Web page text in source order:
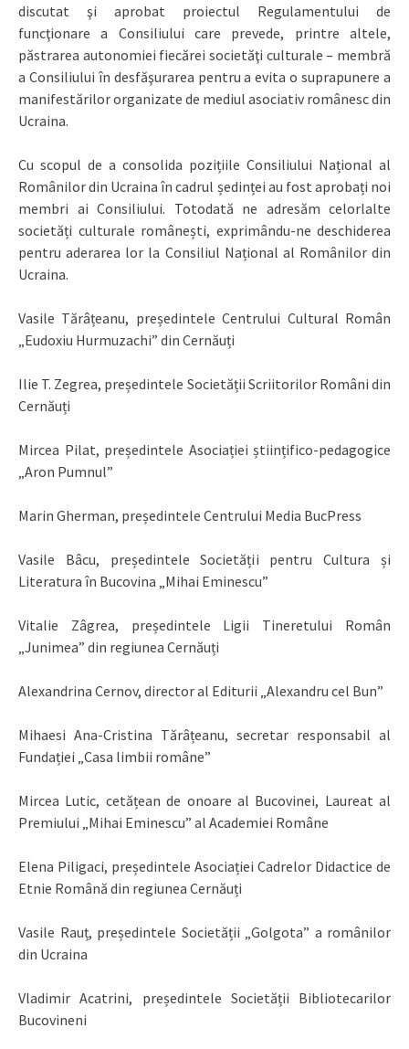
discutat şi aprobat proiectul Regulamentului de
funcţionare a Consiliului care prevede, printre altele,
păstrarea autonomiei fiecărei societăţi culturale – membră
a Consiliului în desfăşurarea pentru a evita o suprapunere a
manifestărilor organizate de mediul asociativ românesc din
Ucraina.
Cu scopul de a consolida pozițiile Consiliului Național al
Românilor din Ucraina în cadrul ședinței au fost aprobați noi
membri ai Consiliului. Totodată ne adresăm celorlalte
societăți culturale românești, exprimându-ne deschiderea
pentru aderarea lor la Consiliul Național al Românilor din
Ucraina.
Vasile Tărâțeanu, președintele Centrului Cultural Român
„Eudoxiu Hurmuzachi” din Cernăuți
Ilie T. Zegrea, președintele Societății Scriitorilor Români din
Cernăuți
Mircea Pilat, președintele Asociației științifico-pedagogice
„Aron Pumnul”
Marin Gherman, președintele Centrului Media BucPress
Vasile Bâcu, președintele Societății pentru Cultura și
Literatura în Bucovina „Mihai Eminescu”
Vitalie Zâgrea, președintele Ligii Tineretului Român
„Junimea” din regiunea Cernăuți
Alexandrina Cernov, director al Editurii „Alexandru cel Bun”
Mihaesi Ana-Cristina Tărâțeanu, secretar responsabil al
Fundației „Casa limbii române”
Mircea Lutic, cetățean de onoare al Bucovinei, Laureat al
Premiului „Mihai Eminescu” al Academiei Române
Elena Piligaci, președintele Asociației Cadrelor Didactice de
Etnie Română din regiunea Cernăuți
Vasile Rauț, președintele Societății „Golgota” a românilor
din Ucraina
Vladimir Acatrini, președintele Societății Bibliotecarilor
Bucovineni